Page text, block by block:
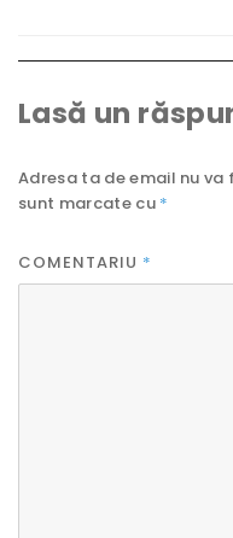
Lasă un
Adresa ta de email nu
sunt marcate cu *
COMENTARIU *